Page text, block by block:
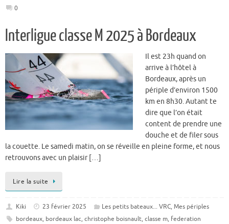
0
Interligue classe M 2025 à Bordeaux
Il est 23h quand on
arrive à l’hôtel à
Bordeaux, après un
périple d’environ 1500
km en 8h30. Autant te
dire que l’on était
content de prendre une
douche et de filer sous
la couette. Le samedi matin, on se réveille en pleine forme, et nous
retrouvons avec un plaisir […]
Lire la suite
Kiki 23 février 2025 Les petits bateaux... VRC, Mes périples
bordeaux, bordeaux lac, christophe boisnault, classe m, federation